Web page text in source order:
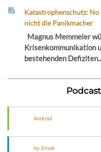
Katastrophenschutz:
nicht die Panikmacher
Magnus Memmeler
Krisenkommunikation
bestehenden
Android
by Email